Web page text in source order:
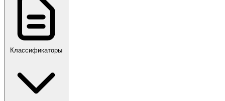
Классификаторы